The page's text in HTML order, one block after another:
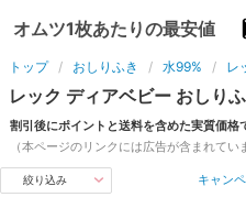
オムツ1枚あたりの最安値
トップ おしりふき 水99% レ
レック ディアベビー おしり
割引後にポイントと送料を含めた実質価格
（本ページのリンクには広告が含まれてい
絞り込み キャン